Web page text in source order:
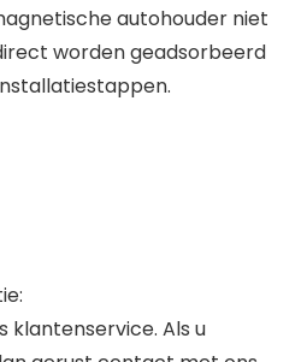
autohouder niet
worden geadsorbeerd
klantenservice. Als u